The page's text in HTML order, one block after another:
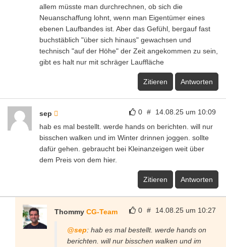
allem müsste man durchrechnen, ob sich die
Neuanschaffung lohnt, wenn man Eigentümer eines
ebenen Laufbandes ist. Aber das Gefühl, bergauf fast
buchstäblich "über sich hinaus" gewachsen und
technisch "auf der Höhe" der Zeit angekommen zu sein,
gibt es halt nur mit schräger Lauffläche
Zitieren Antworten
0 # 14.08.25 um 10:09
sep
hab es mal bestellt. werde hands on berichten. will nur
bisschen walken und im Winter drinnen joggen. sollte
dafür gehen. gebraucht bei Kleinanzeigen weit über
dem Preis von dem hier.
Zitieren Antworten
0 # 14.08.25 um 10:27
Thommy CG-Team
@sep: hab es mal bestellt. werde hands on
berichten. will nur bisschen walken und im